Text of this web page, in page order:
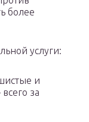
более
услуги:
и
за